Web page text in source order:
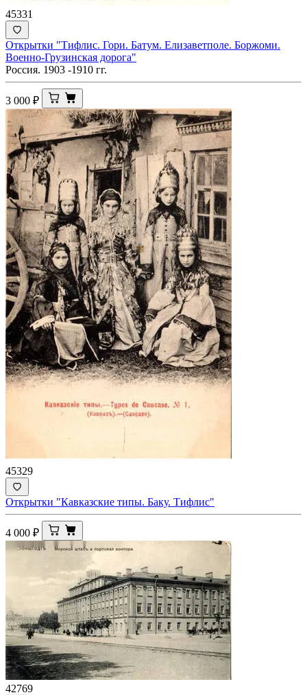
45331
Открытки "Тифлис. Гори. Батум. Елизаветполе. Боржоми.
Военно-Грузинская дорога"
Россия. 1903 -1910 гг.
3 000 ₽
45329
Открытки "Кавказские типы. Баку. Тифлис"
4 000 ₽
42769